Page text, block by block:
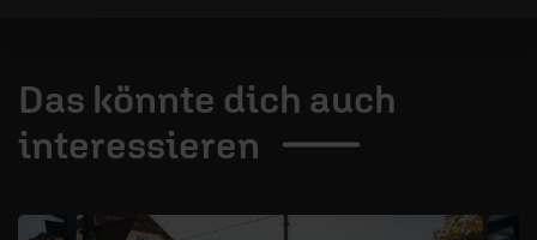
Das könnte dich auch
interessieren